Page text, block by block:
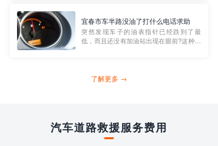
越者小程序是一款专门解决汽车没油问题
的在线服务平台。通过...
宜春市车半路没油了打什么电话求助
突然发现车子的油表指针已经跌到了最
低，而且还没有加油站出现在眼前?这种情
打4006363122请求送油人员来帮助你。
了解更多 →
汽车道路救援服务费用